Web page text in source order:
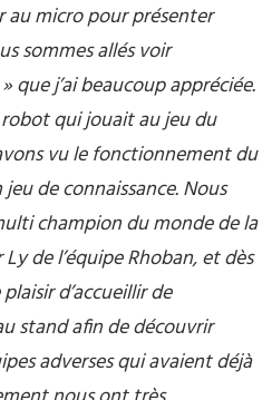
au micro pour présenter
sommes allés voir
que j’ai beaucoup appréciée.
qui jouait au jeu du
vu le fonctionnement du
de connaissance. Nous
champion du monde de la
de l’équipe Rhoban, et dès
d’accueillir de
stand afin de découvrir
adverses qui avaient déjà